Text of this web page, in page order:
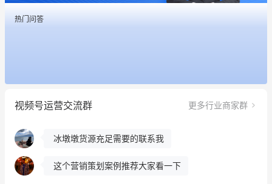
热门问答
视频号运营交流群 更多行业商家群
餐饮也得靠私域和服务提高竞争力
昨晚的直播课程太好啦❤️
冰墩墩货源充足需要的联系我
这个营销策划案例推荐大家看一下